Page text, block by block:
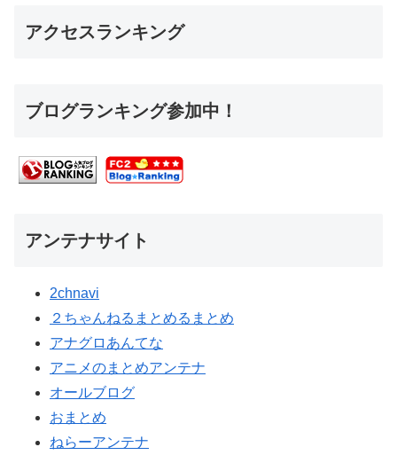
アクセスランキング
ブログランキング参加中！
アンテナサイト
2chnavi
２ちゃんねるまとめるまとめ
アナグロあんてな
アニメのまとめアンテナ
オールブログ
おまとめ
ねらーアンテナ